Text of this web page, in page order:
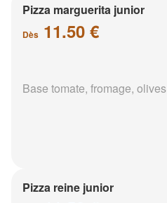
Pizza marguerita junior
Dès 11.50 €
Base tomate, fromage, olives
Pizza reine junior